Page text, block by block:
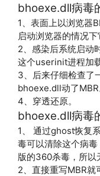
bhoexe.dll病毒
1、表面上以浏览器
启动浏览器的情况下
2、感染后系统启动
这个userinit进程加载
3、后来仔细检查了
bhoexe.dll动了MBR
4、穿透还原。
bhoexe.dll病毒
1、 通过ghost恢复
毒可以清除这个病
版的360杀毒，所以
2、直接重写MBR就